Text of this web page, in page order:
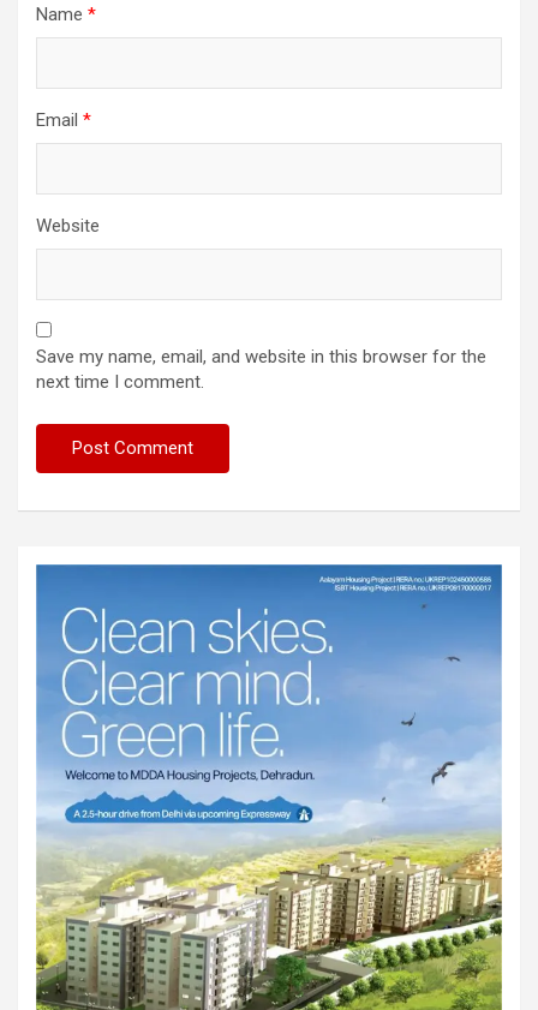
Name *
Email *
Website
Save my name, email, and website in this browser for the
next time I comment.